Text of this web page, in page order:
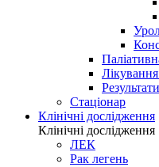
Стаціонар
Клінічні дослідження
Клінічні дослідження
ЛЕК
Рак легень